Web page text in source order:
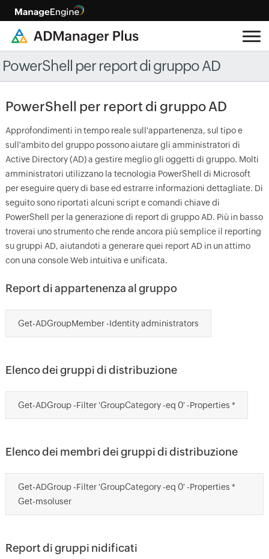
PowerShell per report di gruppo AD
PowerShell per report di gruppo AD
Approfondimenti in tempo reale sull'appartenenza, sul tipo e
sull'ambito del gruppo possono aiutare gli amministratori di
Active Directory (AD) a gestire meglio gli oggetti di gruppo. Molti
amministratori utilizzano la tecnologia PowerShell di Microsoft
per eseguire query di base ed estrarre informazioni dettagliate. Di
seguito sono riportati alcuni script e comandi chiave di
PowerShell per la generazione di report di gruppo AD. Più in basso
troverai uno strumento che rende ancora più semplice il reporting
su gruppi AD, aiutandoti a generare quei report AD in un attimo
con una console Web intuitiva e unificata.
Report di appartenenza al gruppo
Get-ADGroupMember -Identity administrators
Elenco dei gruppi di distribuzione
Get-ADGroup -Filter 'GroupCategory -eq 0' -Properties *
Elenco dei membri dei gruppi di distribuzione
Get-ADGroup -Filter 'GroupCategory -eq 0' -Properties *
Get-msoluser
Report di gruppi nidificati